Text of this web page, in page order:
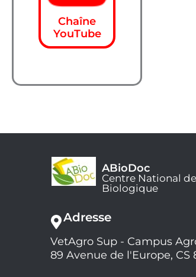
Chaîne
YouTube
ABioDoc
Centre National
Biologique
Adresse
VetAgro Sup - Campus
89 Avenue de l'Europe, CS